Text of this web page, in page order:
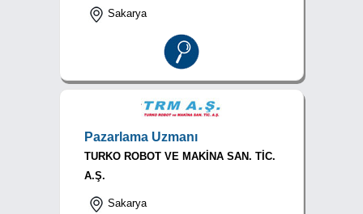
Sakarya
Pazarlama Uzmanı
TURKO ROBOT VE MAKİNA SAN. TİC.
A.Ş.
Sakarya